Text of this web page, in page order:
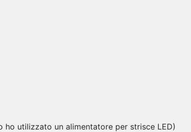
utilizzato un alimentatore per strisce LED)